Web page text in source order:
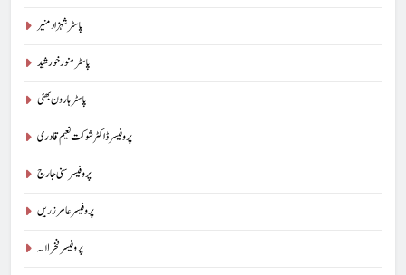
پاسٹر شہزاد منیر
پاسٹر منور خورشید
پاسٹر ہارون بھٹی
پروفیسر ڈاکٹر شوکت نعیم قادری
پروفیسر سنی جارج
پروفیسر عامر زریں
پروفیسر فخر لالہ